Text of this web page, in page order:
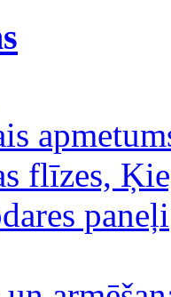
flīzes,
paneļi